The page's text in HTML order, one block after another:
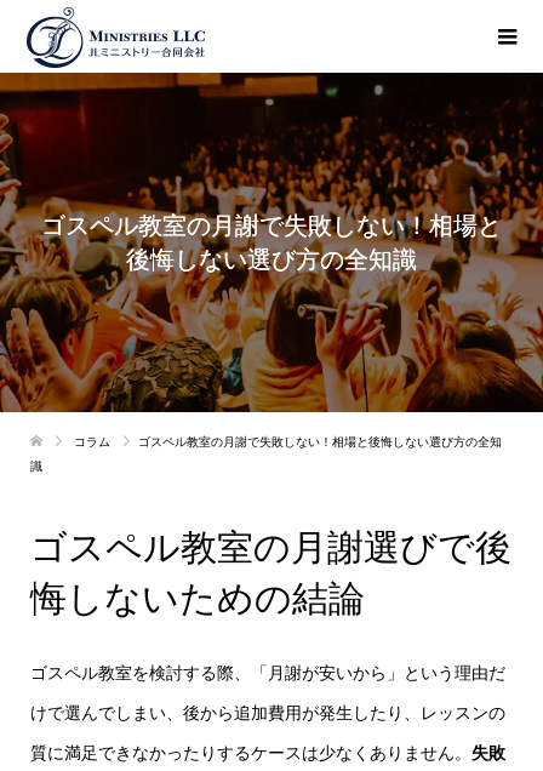
ゴスペル教室の月謝で失敗しない！相場と
後悔しない選び方の全知識
コラム
ゴスペル教室の月謝で失敗しない！相場と後悔しない選び方の全知
識
ゴスペル教室の月謝選びで後
悔しないための結論
ゴスペル教室を検討する際、「月謝が安いから」という理由だ
けで選んでしまい、後から追加費用が発生したり、レッスンの
質に満足できなかったりするケースは少なくありません。 失敗